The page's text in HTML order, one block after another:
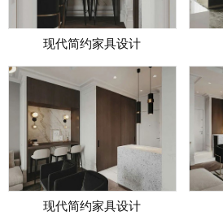
现代简约家具设计
现代简约家具设计